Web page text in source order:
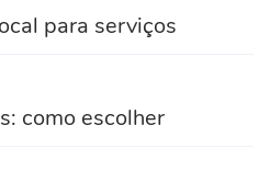
para serviços
como escolher